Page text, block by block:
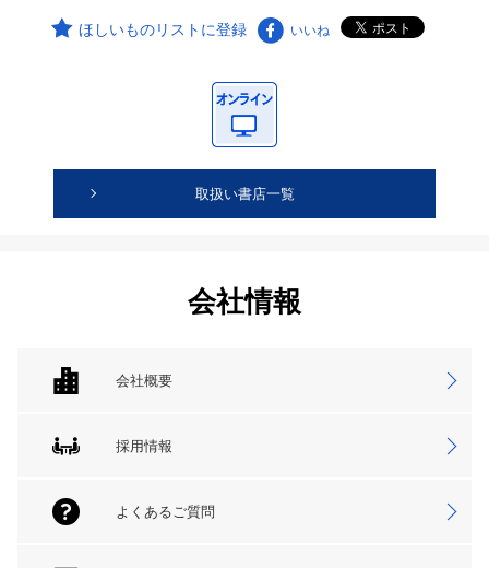
ほしいものリストに登録 いいね
取扱い書店一覧
会社情報
会社概要
採用情報
よくあるご質問